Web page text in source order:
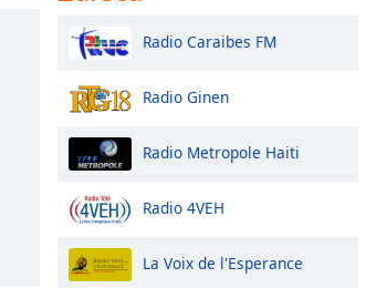
Radio Caraibes FM
Radio Ginen
Radio Metropole Haiti
Radio 4VEH
La Voix de l'Esperance